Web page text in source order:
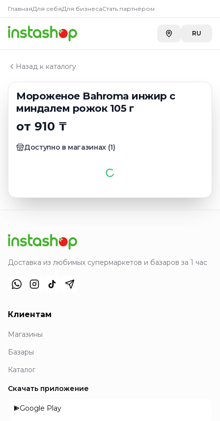
ГлавнаяДля себяДля бизнесаСтать партнёром
RU
Назад к каталогу
Мороженое Bahroma инжир с
миндалем рожок 105 г
от 910 ₸
Доступно в магазинах (1)
Главная
Каталог
В вафельном стаканчике
Мороженое Bahroma инжир с миндалем рожок 105 г
КупитьМороженое
Доставка из любимых супермаркетов и базаров за 1 час
Клиентам
Магазины
Базары
Каталог
Скачать приложение
Google Play